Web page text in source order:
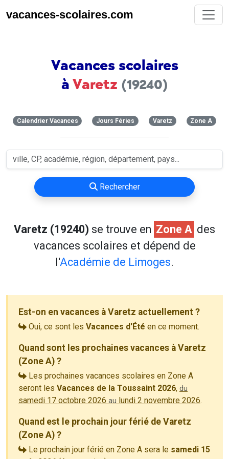
vacances-scolaires.com
Vacances scolaires
àVaretz (19240)
Calendrier Vacances Jours Féries Varetz Zone A
Rechercher
Varetz (19240) se trouve en Zone A des
vacances scolaires et dépend de
l'Académie de Limoges.
Est-on en vacances à Varetz actuellement ?
Oui, ce sont les Vacances d'Été en ce moment.
Quand sont les prochaines vacances à Varetz
(Zone A) ?
Les prochaines vacances scolaires en Zone A
seront les Vacances de la Toussaint 2026, du
samedi 17 octobre 2026 au lundi 2 novembre 2026.
Quand est le prochain jour férié de Varetz
(Zone A) ?
Le prochain jour férié en Zone A sera le samedi 15